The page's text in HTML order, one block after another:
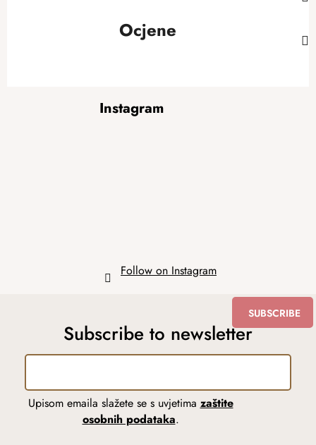
Ocjene
Instagram
Follow on Instagram
Subscribe to newsletter
Upisom emaila slažete se s uvjetima zaštite
osobnih podataka.
SUBSCRIBE